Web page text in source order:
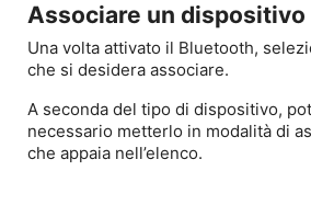
Associare un
Una volta attivato il Bluetooth,
che si desidera associare.
A seconda del tipo di dispositivo,
necessario metterlo in modalità di
che appaia nell’elenco.